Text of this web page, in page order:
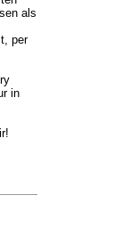
als
per
in